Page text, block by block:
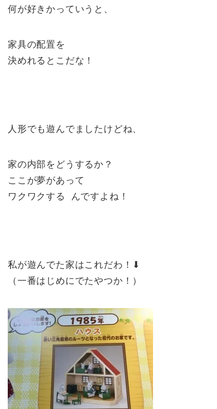
何が好きかっていうと、
家具の配置を
決めれるとこだな！
人形でも遊んでましたけどね、
家の内部をどうするか？
ここが夢があって
ワクワクする んですよね！
私が遊んでた家はこれだわ！⬇︎
（一番はじめにでたやつか！）